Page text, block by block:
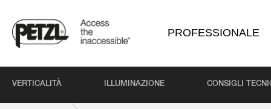
PROFESSIONALE
VERTICALITÀ ILLUMINAZIONE CONSIGLI